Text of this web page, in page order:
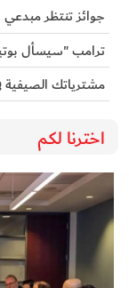
جوائز تنتظر مبدعي
ترامب "سيسأل
مشترياتك الصيفية في
اخترنا لكم